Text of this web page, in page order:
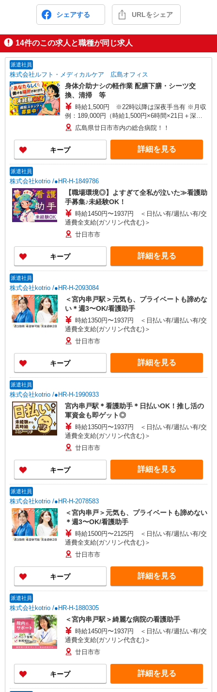
シェアする URLをシェア
14件のこの求人と職種が同じ求人
派遣社員
株式会社ルフト・メディカルケア 広島オフィス
身体介助ナシの軽作業 配膳下膳・シーツ交
換、清掃 等
時給1,500円 ※22時以降は深夜手当有 ※月収
例：189,000円（時給1,500円×6時間×21日＋深夜
手当） ★交通費規定支給（2㎞以上で支給有） ★
給与前払制度（規定あり） ★WワークもOK
広島県廿日市市内の総合病院！！
キープ 詳細を見る
派遣社員
株式会社kotrio /●HR-H-1849786
【職場環境◎】よすぎて全私が泣いた≫看護助
手募集♪未経験OK！
時給1450円〜1937円 ＜日払い有/週払い有/交
通費全支給(ガソリン代含む)＞
廿日市市
キープ 詳細を見る
派遣社員
株式会社kotrio /●HR-H-2093084
＜宮内串戸駅＞元気も、プライベートも諦めな
い＊週3〜OK/看護助手
時給1350円〜1937円 ＜日払い有/週払い有/交
通費全支給(ガソリン代含む)＞
廿日市市
キープ 詳細を見る
派遣社員
株式会社kotrio /●HR-H-1990933
宮内串戸駅＊看護助手＊日払いOK！推し活の
軍資金も即ゲット◎
時給1350円〜1937円 ＜日払い有/週払い有/交
通費全支給(ガソリン代含む)＞
廿日市市
キープ 詳細を見る
派遣社員
株式会社kotrio /●HR-H-2078583
＜宮内串戸＞元気も、プライベートも諦めない
＊週3〜OK/看護助手
時給1500円〜2125円 ＜日払い有/週払い有/交
通費全支給(ガソリン代含む)＞
廿日市市
キープ 詳細を見る
派遣社員
株式会社kotrio /●HR-H-1880305
＜宮内串戸駅＞綺麗な病院の看護助手
時給1450円〜1937円 ＜日払い有/週払い有/交
通費全支給(ガソリン代含む)＞
廿日市市
キープ 詳細を見る